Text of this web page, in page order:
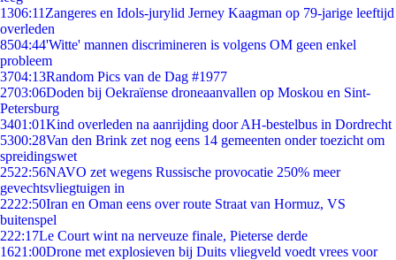
1306:11 Zangeres en Idols-jurylid Jerney Kaagman op 79-jarige leeftijd
overleden
8504:44'Witte' mannen discrimineren is volgens OM geen enkel
probleem
3704:13Random Pics van de Dag #1977
2703:06Doden bij Oekraïense droneaanvallen op Moskou en Sint-
Petersburg
3401:01Kind overleden na aanrijding door AH-bestelbus in Dordrecht
5300:28Van den Brink zet nog eens 14 gemeenten onder toezicht om
spreidingswet
2522:56NAVO zet wegens Russische provocatie 250% meer
gevechtsvliegtuigen in
2222:50Iran en Oman eens over route Straat van Hormuz, VS
buitenspel
222:17Le Court wint na nerveuze finale, Pieterse derde
1621:00Drone met explosieven bij Duits vliegveld voedt vrees voor